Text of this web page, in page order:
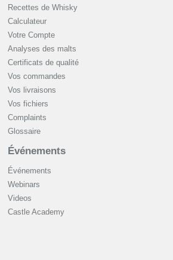
Recettes de Whisky
Сalculateur
Votre Compte
Analyses des malts
Certificats de qualité
Vos commandes
Vos livraisons
Vos fichiers
Complaints
Glossaire
Événements
Événements
Webinars
Videos
Castle Academy